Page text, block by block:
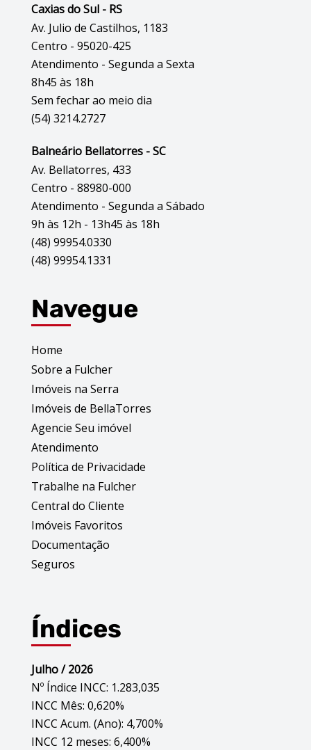
Caxias do Sul - RS
Av. Julio de Castilhos, 1183
Centro - 95020-425
Atendimento - Segunda a Sexta
8h45 às 18h
Sem fechar ao meio dia
(54) 3214.2727
Balneário Bellatorres - SC
Av. Bellatorres, 433
Centro - 88980-000
Atendimento - Segunda a Sábado
9h às 12h - 13h45 às 18h
(48) 99954.0330
(48) 99954.1331
Navegue
Home
Sobre a Fulcher
Imóveis na Serra
Imóveis de BellaTorres
Agencie Seu imóvel
Atendimento
Política de Privacidade
Trabalhe na Fulcher
Central do Cliente
Imóveis Favoritos
Documentação
Seguros
Índices
Julho / 2026
Nº Índice INCC: 1.283,035
INCC Mês: 0,620%
INCC Acum. (Ano): 4,700%
INCC 12 meses: 6,400%